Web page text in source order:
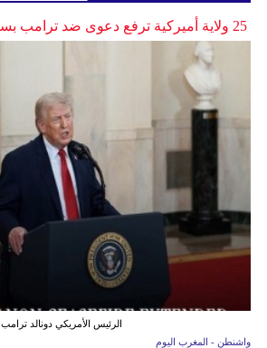
25 ولاية أميركية ترفع دعوى ضد ترامب بسبب الرسوم الجمركية
الرئيس الأمريكي دونالد ترامب
واشنطن - المغرب اليوم